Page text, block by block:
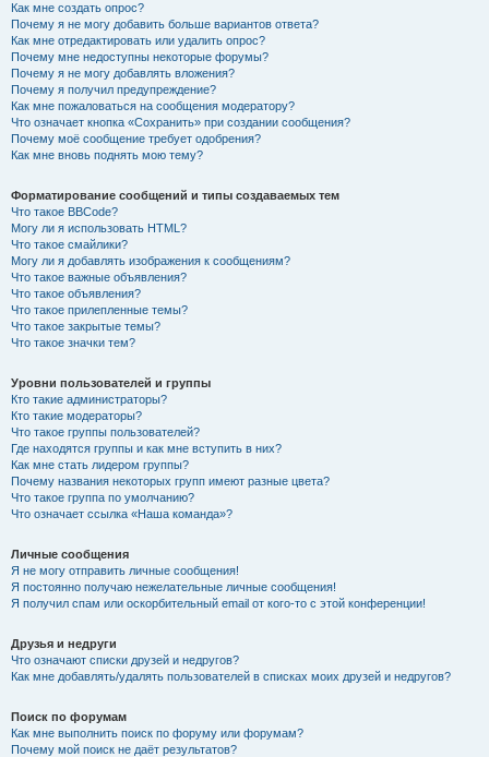
Как мне создать опрос?
Почему я не могу добавить больше вариантов ответа?
Как мне отредактировать или удалить опрос?
Почему мне недоступны некоторые форумы?
Почему я не могу добавлять вложения?
Почему я получил предупреждение?
Как мне пожаловаться на сообщения модератору?
Что означает кнопка «Сохранить» при создании сообщения?
Почему моё сообщение требует одобрения?
Как мне вновь поднять мою тему?
Форматирование сообщений и типы создаваемых тем
Что такое BBCode?
Могу ли я использовать HTML?
Что такое смайлики?
Могу ли я добавлять изображения к сообщениям?
Что такое важные объявления?
Что такое объявления?
Что такое прилепленные темы?
Что такое закрытые темы?
Что такое значки тем?
Уровни пользователей и группы
Кто такие администраторы?
Кто такие модераторы?
Что такое группы пользователей?
Где находятся группы и как мне вступить в них?
Как мне стать лидером группы?
Почему названия некоторых групп имеют разные цвета?
Что такое группа по умолчанию?
Что означает ссылка «Наша команда»?
Личные сообщения
Я не могу отправить личные сообщения!
Я постоянно получаю нежелательные личные сообщения!
Я получил спам или оскорбительный email от кого-то с этой конференции!
Друзья и недруги
Что означают списки друзей и недругов?
Как мне добавлять/удалять пользователей в списках моих друзей и недругов?
Поиск по форумам
Как мне выполнить поиск по форуму или форумам?
Почему мой поиск не даёт результатов?